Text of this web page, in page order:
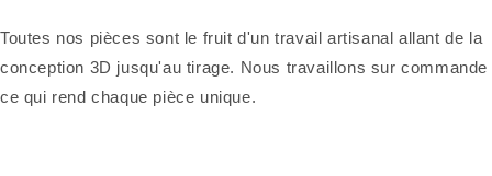
Toutes nos pièces sont le fruit d'un travail artisanal allant de la
conception 3D jusqu'au tirage. Nous travaillons sur commande
ce qui rend chaque pièce unique.